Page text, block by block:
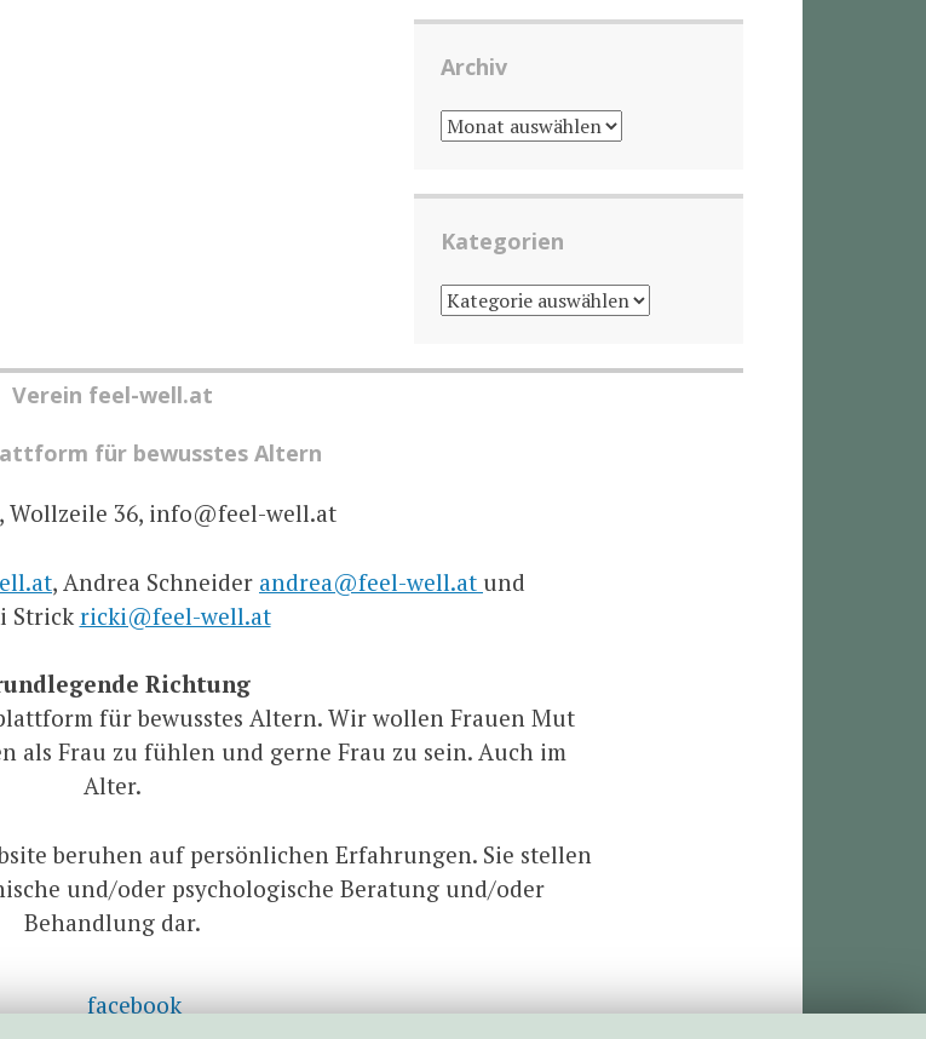
Archiv
ARCHIV
Kategorien
KATEGORIEN
Verein feel-well.at
für bewusstes Altern
Wollzeile 36, info@feel-well.at
, Andrea Schneider andrea@feel-well.at und
Strick ricki@feel-well.at
Richtung
für bewusstes Altern. Wir wollen Frauen Mut
als Frau zu fühlen und gerne Frau zu sein. Auch im
Alter.
beruhen auf persönlichen Erfahrungen. Sie stellen
und/oder psychologische Beratung und/oder
Behandlung dar.
facebook